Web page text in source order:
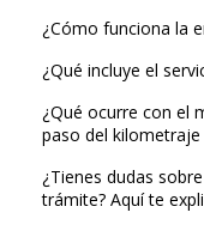
¿Cómo funciona la
¿Qué incluye el
¿Qué ocurre con el
paso del kilometraje
¿Tienes dudas
trámite? Aquí te